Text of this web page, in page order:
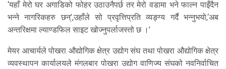
‘यहाँ मेरो घर अगाडिको फोहर उठाउनैपर्छ तर मेरो वडामा भने फाल्न पाइँदैन
भन्ने नागरिकहरु छन्’,उहाँले सो प्रवृत्तिप्रति व्यङ्ग्य गर्दै भन्नुभयो,‘अब
अन्तरिक्षमा ल्याण्डफिल साइट खोज्नुपर्लाजस्तो छ ।’
मेयर आचार्यले पोखरा औद्योगिक क्षेत्र उद्योग संघ तथा पोखरा औद्योगिक क्षेत्र
व्यवस्थापन कार्यालयले मंगलबार पोखरा उद्योग वाणिज्य संघको नवनिर्वाचित